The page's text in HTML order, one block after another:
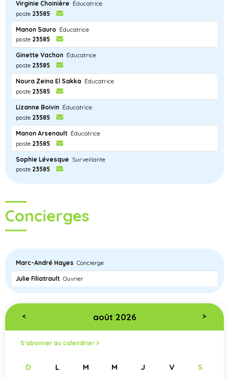
Virginie Choinière Éducatrice
poste 23585
Manon Sauro Éducatrice
poste 23585
Ginette Vachon Éducatrice
poste 23585
Noura Zeino El Sakka Éducatrice
poste 23585
Lizanne Boivin Éducatrice
poste 23585
Manon Arsenault Éducatrice
poste 23585
Sophie Lévesque Surveillante
poste 23585
Concierges
Marc-André Hayes Concierge
Julie Filiatrault Ouvrier
< août 2026 >
S’abonner au calendrier >
D L M M J V S